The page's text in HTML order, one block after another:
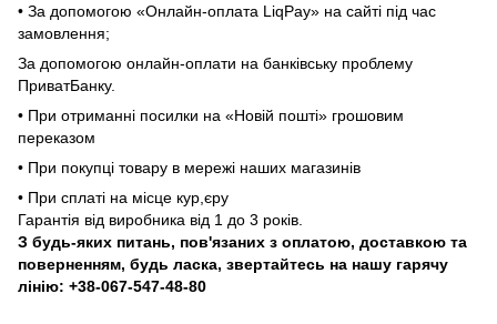
• За допомогою «Онлайн-оплата LiqPay» на сайті під час
замовлення;
За допомогою онлайн-оплати на банківську проблему
ПриватБанку.
• При отриманні посилки на «Новій пошті» грошовим
переказом
• При покупці товару в мережі наших магазинів
• При сплаті на місце кур,єру
Гарантія від виробника від 1 до 3 років.
З будь-яких питань, пов'язаних з оплатою, доставкою та
поверненням, будь ласка, звертайтесь на нашу гарячу
лінію: +38-067-547-48-80